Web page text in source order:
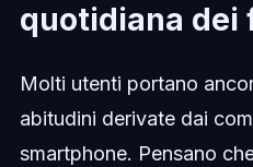
quotidiana dei
Molti utenti portano
abitudini derivate dai
smartphone. Pensano